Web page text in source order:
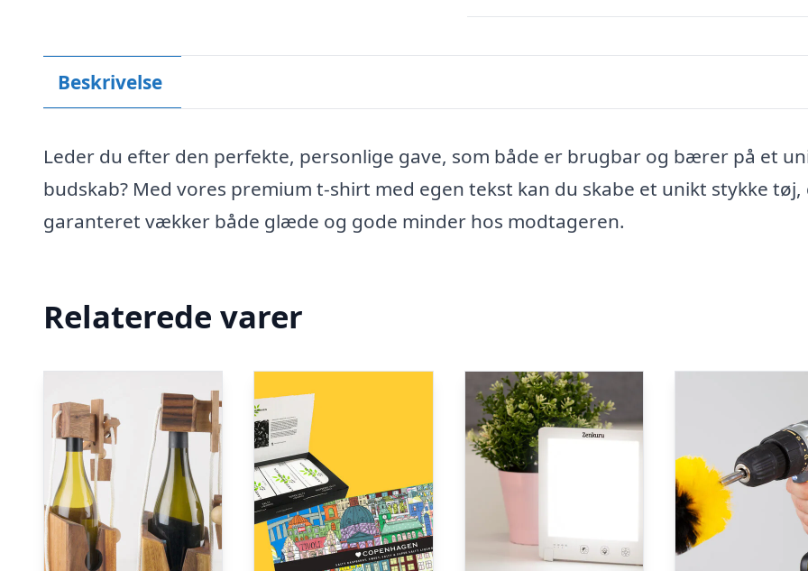
Beskrivelse
Leder du efter den perfekte, personlige gave, som både er brugbar og bærer på et
budskab? Med vores premium t-shirt med egen tekst kan du skabe et unikt stykke tøj,
garanteret vækker både glæde og gode minder hos modtageren.
Relaterede varer